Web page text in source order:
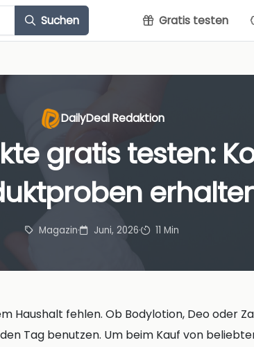
Suchen Gratis testen
DailyDeal Redaktion
gratis testen:
Magazin· Juni, 2026· 11 Min
Haushalt fehlen. Ob Bodylotion, Deo oder
Tag benutzen. Um beim Kauf von